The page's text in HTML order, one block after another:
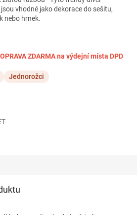
vhodné jako dekorace do sešitu,
nebo hrnek.
ZDARMA na výdejní místa DPD
Jednorožci